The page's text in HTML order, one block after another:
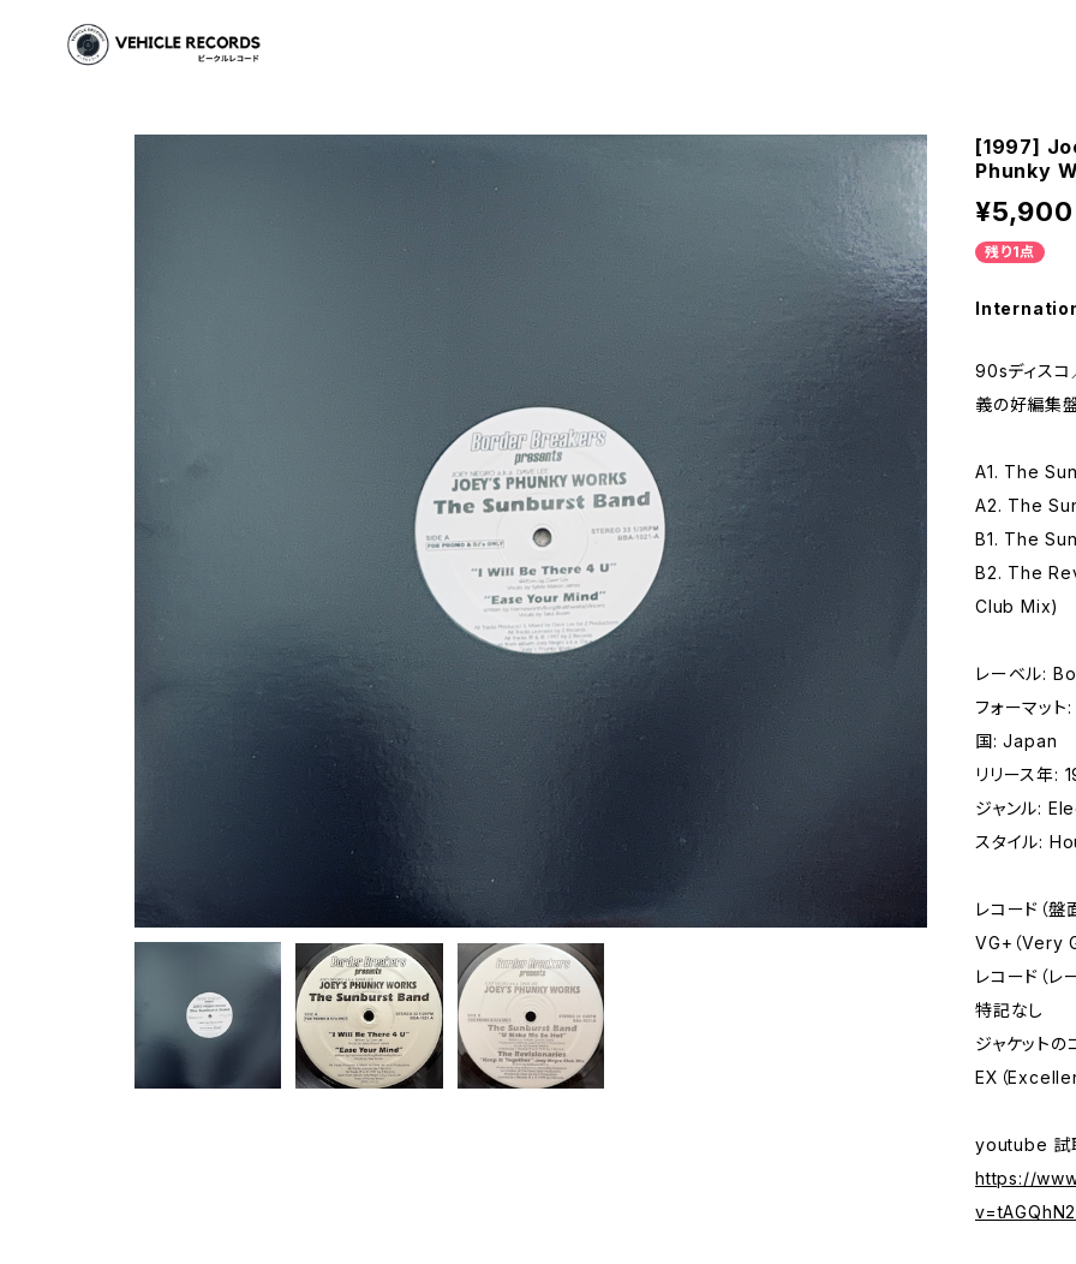
[1997]
Phunky
¥5,900
残り1点
90sディスコ
義の好編集
A1. The
A2. The
B1. The
B2. The
Club Mix)
レーベル:
フォーマッ
国: Japan
リリース年:
ジャンル:
スタイル:
レコード（盤
VG+（Very
レコード（レ
特記なし
ジャケットの
EX（
youtube 試
https://